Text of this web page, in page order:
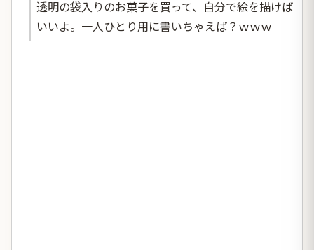
透明の袋入りのお菓子を買って、自分で絵を描けば
いいよ。一人ひとり用に書いちゃえば？ｗｗｗ